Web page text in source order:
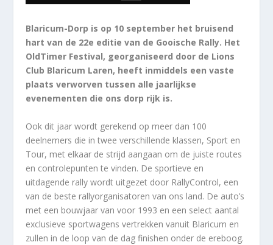
Blaricum-Dorp is op 10 september het bruisend
hart van de 22e editie van de Gooische Rally. Het
OldTimer Festival, georganiseerd door de Lions
Club Blaricum Laren, heeft inmiddels een vaste
plaats verworven tussen alle jaarlijkse
evenementen die ons dorp rijk is.
Ook dit jaar wordt gerekend op meer dan 100
deelnemers die in twee verschillende klassen, Sport en
Tour, met elkaar de strijd aangaan om de juiste routes
en controlepunten te vinden. De sportieve en
uitdagende rally wordt uitgezet door RallyControl, een
van de beste rallyorganisatoren van ons land. De auto’s
met een bouwjaar van voor 1993 en een select aantal
exclusieve sportwagens vertrekken vanuit Blaricum en
zullen in de loop van de dag finishen onder de ereboog.